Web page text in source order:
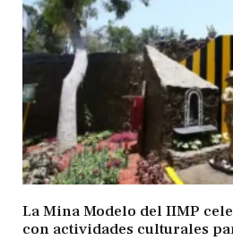
La Mina Modelo del IIMP
con actividades culturales